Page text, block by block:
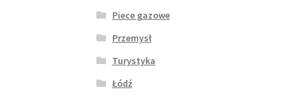
Piece gazowe
Przemysł
Turystyka
Łódź